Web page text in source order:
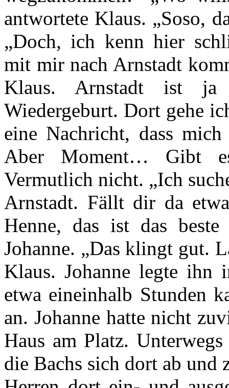
antwortete Klaus. „Soso,
„Doch, ich kenn hier
mit mir nach Arnstadt
Klaus. Arnstadt ist ja
Wiedergeburt. Dort gehe
eine Nachricht, dass
Aber Moment… Gibt
Vermutlich nicht. „Ich
Arnstadt. Fällt dir da
Henne, das ist das
Johanne. „Das klingt gut.
Klaus. Johanne legte
etwa eineinhalb Stunden
an. Johanne hatte nicht
Haus am Platz.
die Bachs sich dort ab und